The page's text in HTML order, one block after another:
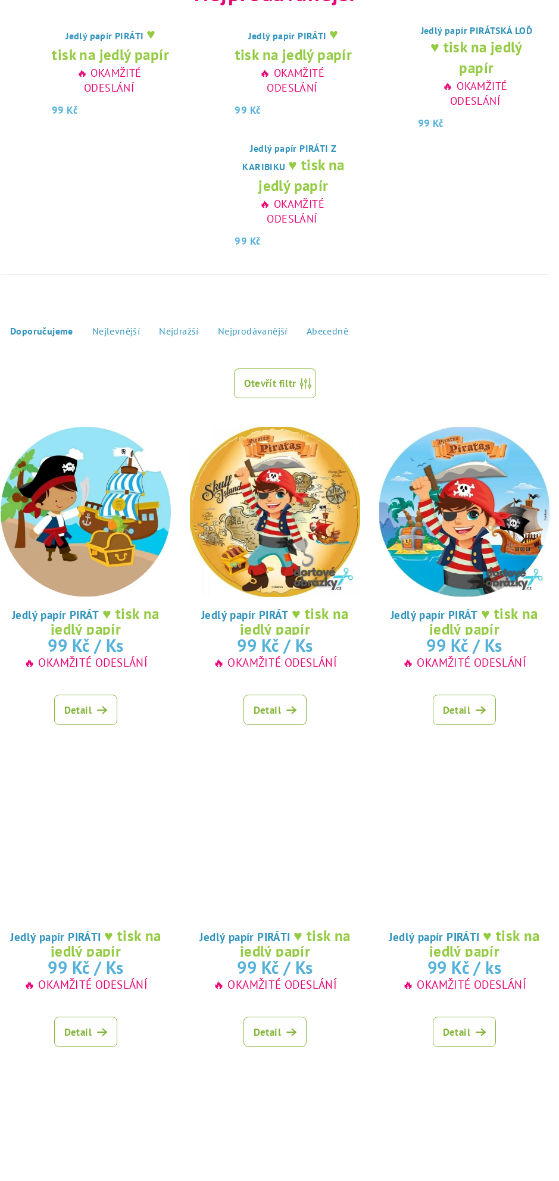
Jedlý papír PIRÁTI ♥
tisk na jedlý papír
🔥 OKAMŽITÉ
ODESLÁNÍ
99 Kč
Jedlý papír PIRÁTI ♥
tisk na jedlý papír
🔥 OKAMŽITÉ
ODESLÁNÍ
99 Kč
Jedlý papír PIRÁTSKÁ LOĎ
♥ tisk na jedlý
papír
🔥 OKAMŽITÉ
ODESLÁNÍ
99 Kč
Jedlý papír PIRÁTI Z
KARIBIKU ♥ tisk na
jedlý papír
🔥 OKAMŽITÉ
ODESLÁNÍ
99 Kč
a
r
o
d
u
k
Doporučujeme Nejlevnější Nejdražší Nejprodávanější Abecedně
Otevřít filtr
p
i
s
p
Jedlý papír PIRÁT ♥ tisk na
jedlý papír
99 Kč / Ks
🔥 OKAMŽITÉ ODESLÁNÍ
Detail
Jedlý papír PIRÁT ♥ tisk na
jedlý papír
99 Kč / Ks
🔥 OKAMŽITÉ ODESLÁNÍ
Detail
Jedlý papír PIRÁT ♥ tisk na
jedlý papír
99 Kč / Ks
🔥 OKAMŽITÉ ODESLÁNÍ
Detail
Jedlý papír PIRÁTI ♥ tisk na
jedlý papír
99 Kč / Ks
🔥 OKAMŽITÉ ODESLÁNÍ
Detail
Jedlý papír PIRÁTI ♥ tisk na
jedlý papír
99 Kč / Ks
🔥 OKAMŽITÉ ODESLÁNÍ
Detail
Jedlý papír PIRÁTI ♥ tisk na
jedlý papír
99 Kč/ ks
🔥 OKAMŽITÉ ODESLÁNÍ
Detail